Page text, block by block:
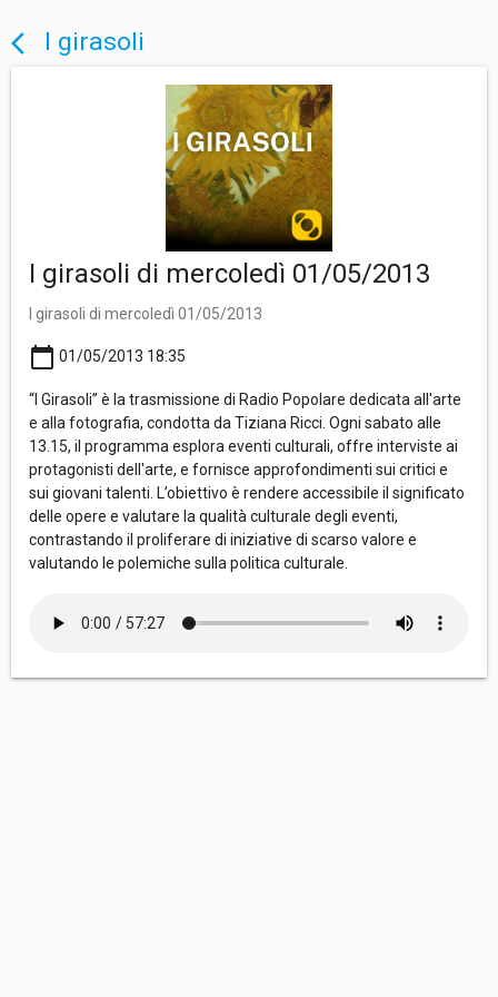
arrow_back_ios I girasoli
I girasoli di mercoledì 01/05/2013
I girasoli di mercoledì 01/05/2013
calendar_today 01/05/2013 18:35
“I Girasoli” è la trasmissione di Radio Popolare dedicata all'arte
e alla fotografia, condotta da Tiziana Ricci. Ogni sabato alle
13.15, il programma esplora eventi culturali, offre interviste ai
protagonisti dell'arte, e fornisce approfondimenti sui critici e
sui giovani talenti. L’obiettivo è rendere accessibile il significato
delle opere e valutare la qualità culturale degli eventi,
contrastando il proliferare di iniziative di scarso valore e
valutando le polemiche sulla politica culturale.